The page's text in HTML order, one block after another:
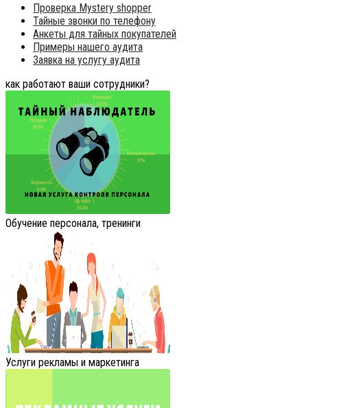
Проверка Mystery shopper
Тайные звонки по телефону
Анкеты для тайных покупателей
Примеры нашего аудита
Заявка на услугу аудита
как работают ваши сотрудники?
Обучение персонала, тренинги
Услуги рекламы и маркетинга